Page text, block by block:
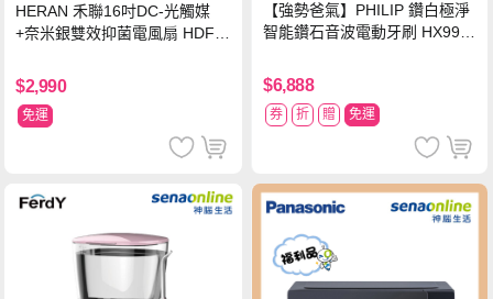
HERAN 禾聯16吋DC-光觸媒
+奈米銀雙效抑菌電風扇 HDF-1
$2,990
免運
【強勢爸氣】PHILIP 鑽白極淨
智能鑽石音波電動牙刷 HX992
$6,888
券 折 贈 免運